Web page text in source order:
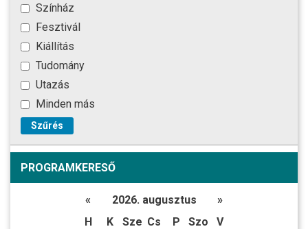
Színház
Fesztivál
Kiállítás
Tudomány
Utazás
Minden más
Szűrés
PROGRAMKERESŐ
« 2026. augusztus
»
H
K Sze Cs P Szo V